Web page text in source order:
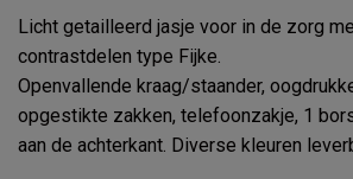
Licht getailleerd jasje voor in de zorg
contrastdelen type Fijke.
Openvallende kraag/staander,
opgestikte zakken, telefoonzakje, 1
aan de achterkant. Diverse kleuren